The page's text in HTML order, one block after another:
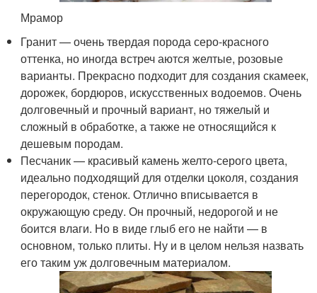
Мрамор
Гранит — очень твердая порода серо-красного
оттенка, но иногда встреч аются желтые, розовые
варианты. Прекрасно подходит для создания скамеек,
дорожек, бордюров, искусственных водоемов. Очень
долговечный и прочный вариант, но тяжелый и
сложный в обработке, а также не относящийся к
дешевым породам.
Песчаник — красивый камень желто-серого цвета,
идеально подходящий для отделки цоколя, создания
перегородок, стенок. Отлично вписывается в
окружающую среду. Он прочный, недорогой и не
боится влаги. Но в виде глыб его не найти — в
основном, только плиты. Ну и в целом нельзя назвать
его таким уж долговечным материалом.